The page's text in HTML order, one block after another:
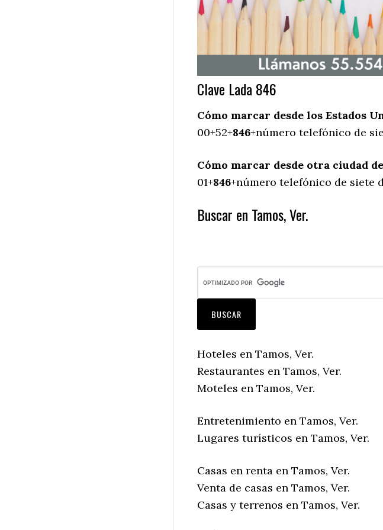
Clave Lada 846
Cómo marcar desde los Estados
00+52+846+número telefónico de
Cómo marcar desde otra ciudad
01+846+número telefónico de siete
Buscar en Tamos, Ver.
Hoteles en Tamos, Ver.
Restaurantes en Tamos, Ver.
Moteles en Tamos, Ver.
Entretenimiento en Tamos, Ver.
Lugares turísticos en Tamos, Ver.
Casas en renta en Tamos, Ver.
Venta de casas en Tamos, Ver.
Casas y terrenos en Tamos, Ver.